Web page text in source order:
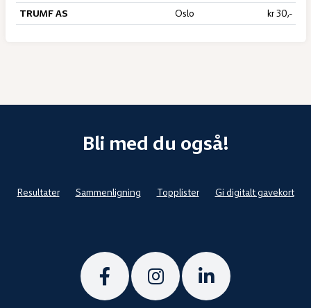
TRUMF AS Oslo kr 30,-
Bli med du også!
Resultater Sammenligning Topplister Gi digitalt gavekort
Følg Følg Følg